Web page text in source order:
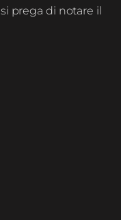
si prega di notare il